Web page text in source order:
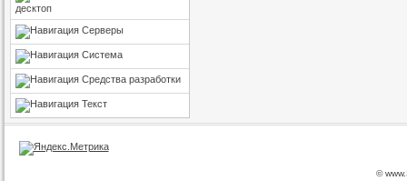
десктоп
Серверы
Система
Средства разработки
Текст
©